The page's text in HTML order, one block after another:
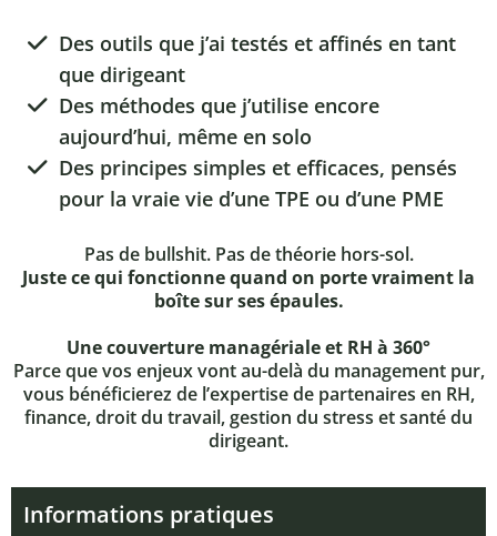
Des outils que j’ai testés et affinés en tant
que dirigeant
Des méthodes que j’utilise encore
aujourd’hui, même en solo
Des principes simples et efficaces, pensés
pour la vraie vie d’une TPE ou d’une PME
Pas de bullshit. Pas de théorie hors-sol.
Juste ce qui fonctionne quand on porte vraiment la
boîte sur ses épaules.
Une couverture managériale et RH à 360°
Parce que vos enjeux vont au-delà du management pur,
vous bénéficierez de l’expertise de partenaires en RH,
finance, droit du travail, gestion du stress et santé du
dirigeant.
Informations pratiques